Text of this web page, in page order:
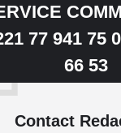
77 941 75
66 53
Contact